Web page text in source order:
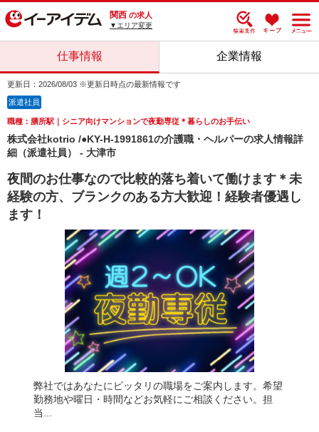
関西 の求人
▼エリア変更
仕事情報 企業情報
更新日：2026/08/03 ※更新日時点の最新情報です
派遣社員
職種：膳所駅｜シニア向けマンションで夜勤専従＊暮らしのお手伝い
株式会社kotrio /●KY-H-1991861の介護職・ヘルパーの求人情報詳
細（派遣社員） - 大津市
夜間のお仕事なので比較的落ち着いて働けます＊未
経験の方、ブランクのある方大歓迎！経験者優遇し
ます！
弊社ではあなたにピッタリの職場をご案内します。希望
勤務地や曜日・時間などお気軽にご相談ください。担
当...